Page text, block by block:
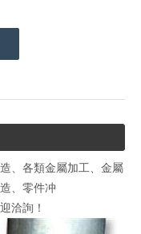
、各類金屬加工、金屬
、零件冲
洽詢！